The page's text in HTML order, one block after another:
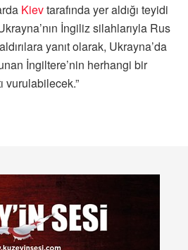
Kievtarafında yer aldığı teyidi
İngiliz silahlarıyla Rus
yanıt olarak, Ukrayna’da
İngiltere’nin herhangi bir
vurulabilecek.”